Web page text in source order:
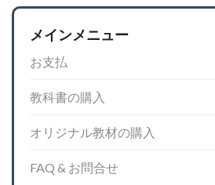
メインメニュー
お支払
教科書の購入
オリジナル教材の購入
FAQ & お問合せ